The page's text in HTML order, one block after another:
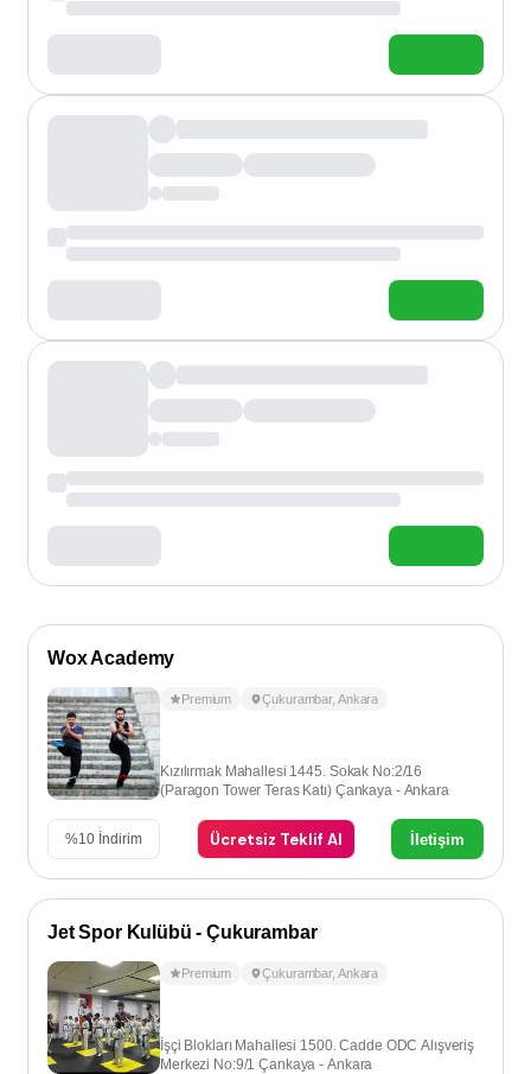
Wox Academy
Premium Çukurambar, Ankara
Kızılırmak Mahallesi 1445. Sokak No:2/16
(Paragon Tower Teras Katı) Çankaya - Ankara
%10 İndirim Ücretsiz Teklif Al İletişim
Jet Spor Kulübü - Çukurambar
Premium Çukurambar, Ankara
İşçi Blokları Mahallesi 1500. Cadde ODC Alışveriş
Merkezi No:9/1 Çankaya - Ankara